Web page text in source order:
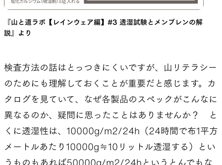
『山と道ラボ【レインウェア編】#3 透湿試験とメンブレンの解
説』より
検査方法の話はとっつきにくいですが、山リテラシー
のためにも理解しておくことが重要だと感じます。カ
タログを見ていて、なぜ各製品のスペックがこんなに
異なるのか、疑問に思ったことはありませんか？ と
くに透湿性は、10000g/m2/24h（24時間で布1平方
メートルあたり10000g≒10リットル透湿する）とい
うものもあれば50000g/m2/24hというとんでもな